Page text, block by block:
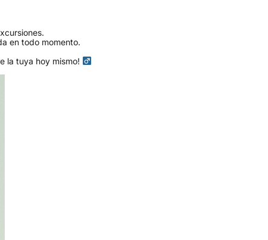
en todo momento.
la tuya hoy mismo!